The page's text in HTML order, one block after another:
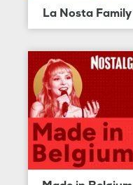
La Nosta Family